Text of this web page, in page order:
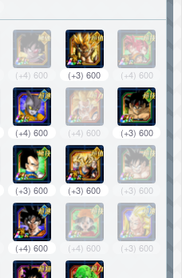
(+4) 600 (+3) 600 (+4) 600
(+4) 600 (+4) 600 (+3) 600
(+3) 600 (+3) 600 (+3) 600
(+4) 600 (+4) 600 (+3) 600